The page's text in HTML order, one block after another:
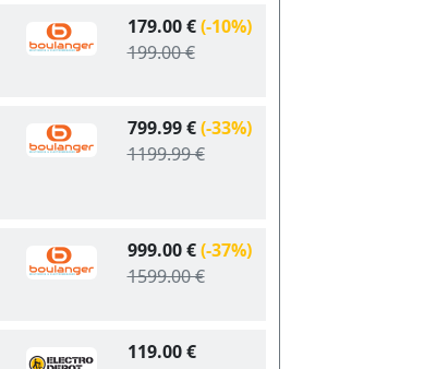
179.00 €(-10%)
199.00 €
799.99 €(-33%)
1199.99 €
999.00 €(-37%)
1599.00 €
119.00 €